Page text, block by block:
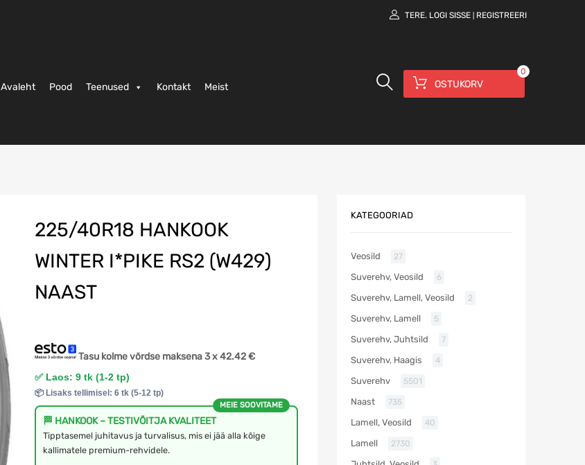
TERE. LOGI SISSE REGISTREERI
OSTUKORV
0
Avaleht Pood Teenused Kontakt Meist
225/40R18 HANKOOK
WINTER I*PIKE RS2 (W429)
NAAST
Tasu kolme võrdse maksena 3 x42.42€
✅ Laos: 9 tk (1-2 tp)
📦 Lisaks tellimisel: 6 tk (5-12 tp)
MEIE SOOVITAME
🏁 HANKOOK – TESTIVÕITJA KVALITEET
Tipptasemel juhitavus ja turvalisus, mis ei jää alla kõige
kallimatele premium-rehvidele.
KATEGOORIAD
Veosild 27
Suverehv, Veosild 6
Suverehv, Lamell, Veosild 2
Suverehv, Lamell 5
Suverehv, Juhtsild 7
Suverehv, Haagis 4
Suverehv 5501
Naast 735
Lamell, Veosild 40
Lamell 2730